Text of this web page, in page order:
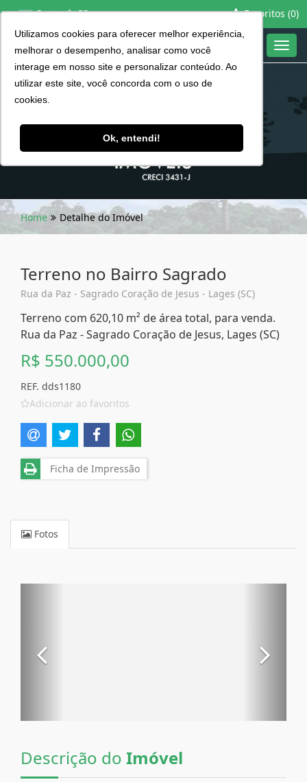
Utilizamos cookies para oferecer melhor experiência,
melhorar o desempenho, analisar como você
interage em nosso site e personalizar conteúdo. Ao
utilizar este site, você concorda com o uso de
cookies.
Ok, entendi!
Português BR Favoritos (0)
Home Detalhe do Imóvel
Terreno no Bairro Sagrado
Rua da Paz - Sagrado Coração de Jesus - Lages (SC)
Terreno com 620,10 m² de área total, para venda.
Rua da Paz - Sagrado Coração de Jesus, Lages (SC)
R$ 550.000,00
REF. dds1180
Adicionar ao favoritos
Ficha de Impressão
Fotos
Descrição do Imóvel